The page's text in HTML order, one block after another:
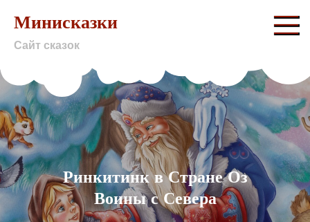
content
Минисказки
Сайт сказок
Ринкитинк в Стране Оз
Воины с Севера